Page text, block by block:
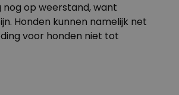
nog op weerstand, want
Honden kunnen namelijk net
voor honden niet tot